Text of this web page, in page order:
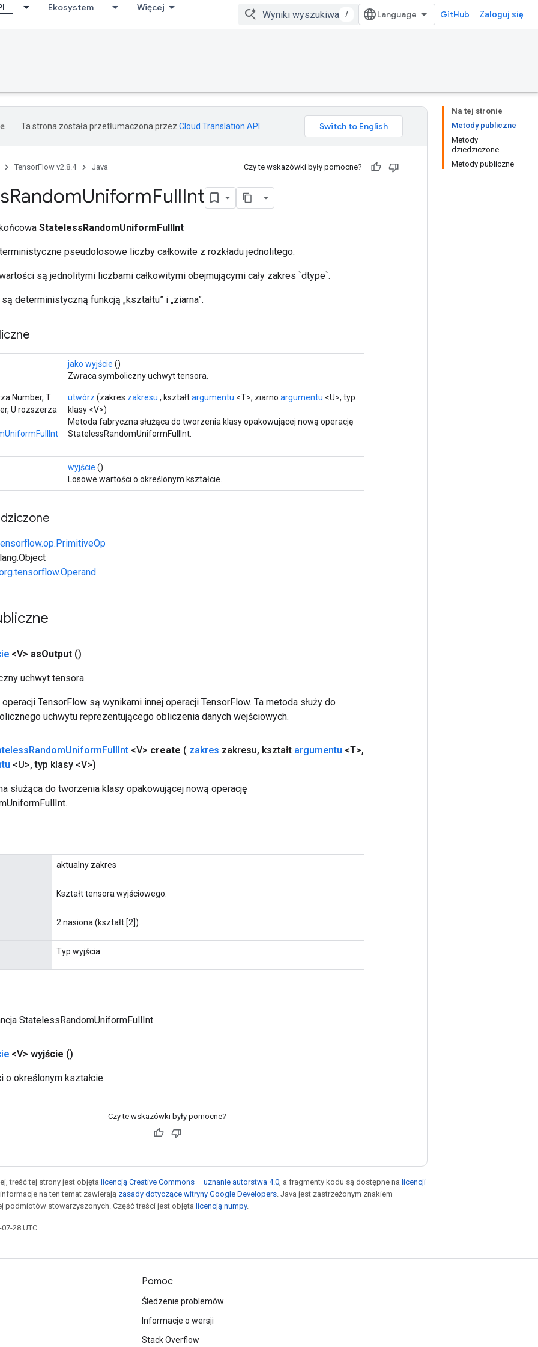
Ekosystem Więcej
/ GitHub Zaloguj się
Na tej stronie
Metody publiczne
Metody
dziedziczone
Metody publiczne
Ta strona została przetłumaczona przez Cloud Translation API
TensorFlow v2.8.4 Java Czy te wskazówki były pomocne?
RandomUniformFullInt
StatelessRandomUniformFullInt
pseudolosowe liczby całkowite z rozkładu jednolitego.
są jednolitymi liczbami całkowitymi obejmującymi cały zakres `dtype`.
deterministyczną funkcją „kształtu” i „ziarna”.
jako wyjście ()
Zwraca symboliczny uchwyt tensora.
Number, T
U rozszerza
utwórz (zakres zakresu , kształtargumentu <T>, ziarno argumentu <U>, typ
klasy <V>)
Metoda fabryczna służąca do tworzenia klasy opakowującej nową operację
StatelessRandomUniformFullInt.
wyjście ()
Losowe wartości o określonym kształcie.
<V> asOutput ()
uchwyt tensora.
TensorFlow są wynikami innej operacji TensorFlow. Ta metoda służy do
uchwytu reprezentującego obliczenia danych wejściowych.
RandomUniformFullInt <V> create ( zakres zakresu, kształt argumentu <T>,
<U>, typ klasy <V>)
służąca do tworzenia klasy opakowującej nową operację
aktualny zakres
Kształt tensora wyjściowego.
2 nasiona (kształt [2]).
Typ wyjścia.
StatelessRandomUniformFullInt
<V> wyjście ()
o określonym kształcie.
Czy te wskazówki były pomocne?
treść tej strony jest objęta licencją Creative Commons – uznanie autorstwa 4.0 , a fragmenty kodu są dostępne na licencji
informacje na ten temat zawierają zasady dotyczące witryny Google Developers . Java jest zastrzeżonym znakiem
podmiotów stowarzyszonych. Część treści jest objęta licencją numpy.
28 UTC.
Pomoc
Śledzenie problemów
Informacje o wersji
Stack Overflow